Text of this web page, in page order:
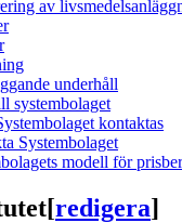
av
underhåll
systembolaget
kontaktas
Systembolaget
modell för
[redigera]